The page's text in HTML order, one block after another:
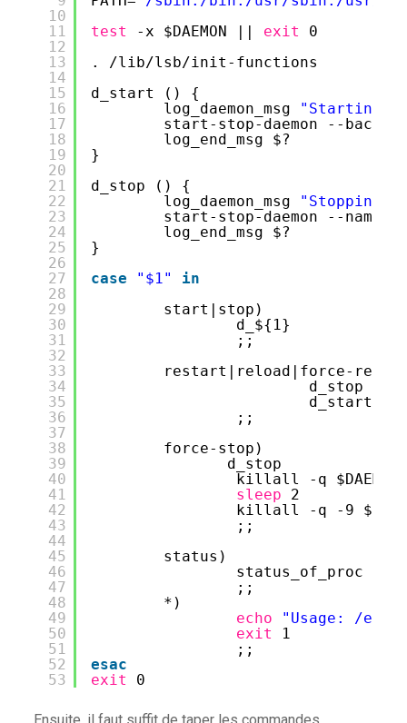
10
11
12
13
14
15
16
17
18
19
20
21
22
23
24
25
26
27
28
29
30
31
32
33
34
35
36
37
38
39
40
41
42
43
44
45
46
47
48
49
50
51
52
53
test
-x $DAEMON || exit
0
. /lib/lsb/init-functions
d_start () {
log_daemon_msg "Starting
start-stop-daemon --
log_end_msg $?
}
d_stop () {
log_daemon_msg "Stopping
start-stop-daemon --name
log_end_msg $?
}
case
"$1"
in
start|stop)
d_${1}
;;
restart|reload|force-
d_stop
d_start
;;
force-stop)
d_stop
killall -q
sleep
2
killall -q -9
;;
status)
status_of_proc
;;
*)
echo
"Usage: /etc/
exit
1
;;
esac
exit
0